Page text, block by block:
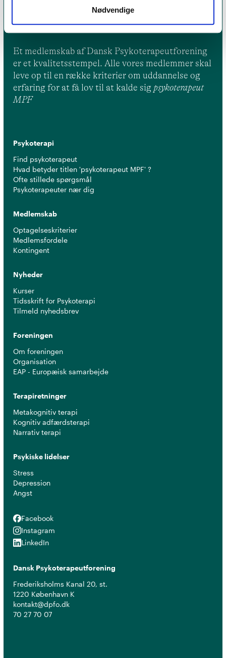
Nødvendige
Et medlemskab af Dansk Psykoterapeutforening
er et kvalitetsstempel. Alle vores medlemmer skal
leve op til en række kriterier om uddannelse og
erfaring for at få lov til at kalde sig psykoterapeut
MPF
Psykoterapi
Find psykoterapeut
Hvad betyder titlen 'psykoterapeut MPF' ?
Ofte stillede spørgsmål
Psykoterapeuter nær dig
Medlemskab
Optagelseskriterier
Medlemsfordele
Kontingent
Nyheder
Kurser
Tidsskrift for Psykoterapi
Tilmeld nyhedsbrev
Foreningen
Om foreningen
Organisation
EAP - Europæisk samarbejde
Terapiretninger
Metakognitiv terapi
Kognitiv adfærdsterapi
Narrativ terapi
Psykiske lidelser
Stress
Depression
Angst
Facebook
Facebook
Instagram
Instagram
LinkedIn
LinkedIn
Dansk Psykoterapeutforening
Frederiksholms Kanal 20, st.
1220 København K
kontakt@dpfo.dk
70 27 70 07